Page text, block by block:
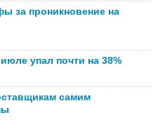
за проникновение на
упал почти на 38%
самим